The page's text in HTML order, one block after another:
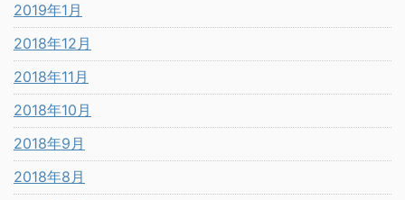
2019年1月
2018年12月
2018年11月
2018年10月
2018年9月
2018年8月